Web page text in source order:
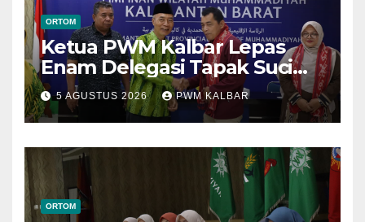
ORTOM
Ketua PWM Kalbar Lepas
Enam Delegasi Tapak Suci
Menuju Muktamar XVI di
Semarang
5 AGUSTUS 2026 PWM KALBAR
ORTOM